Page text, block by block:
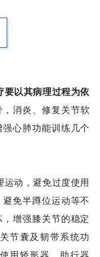
要以其病理过程为依
，消炎、修复关节软
心肺功能训练几个
运动，避免过度使用
免半蹲位运动等不
增强膝关节的稳定
节囊及韧带系统功
用矫形器、助行器